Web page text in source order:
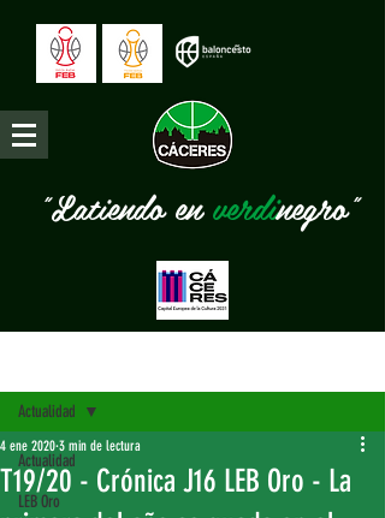
"Latiendo enverdinegro"
Actualidad
LEB Oro
Actualidad
T19/20 - Crónica J16 LEB Oro - La
4 ene 2020 3 min de lectura